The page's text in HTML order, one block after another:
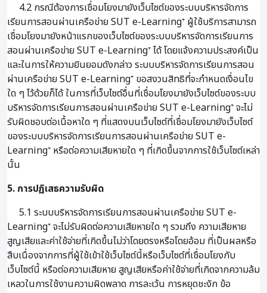
4.2 กรณีต้องการเชื่อมโยงมายังเว็บไซต์ของระบบบริหารจัดการ
เรียนการสอนผ่านเครือข่าย SUT e-Learning⁺ ผู้ใช้บริการสามารถ
เชื่อมโยงมายังหน้าแรกของเว็บไซต์ของระบบบริหารจัดการเรียนการ
สอนผ่านเครือข่าย SUT e-Learning⁺ ได้ โดยแจ้งความประสงค์เป็น
และในการให้ความยินยอมดังกล่าว ระบบบริหารจัดการเรียนการสอน
ผ่านเครือข่าย SUT e-Learning⁺ ขอสงวนสิทธิที่จะกำหนดเงื่อนไข
ใด ๆ ไว้ด้วยก็ได้ ในการที่เว็บไซต์อื่นที่เชื่อมโยงมายังเว็บไซต์ของระบบ
บริหารจัดการเรียนการสอนผ่านเครือข่าย SUT e-Learning⁺ จะไม่
รับผิดชอบต่อเนื้อหาใด ๆ ที่แสดงบนเว็บไซต์ที่เชื่อมโยงมายังเว็บไซต์
ของระบบบริหารจัดการเรียนการสอนผ่านเครือข่าย SUT e-
Learning⁺ หรือต่อความเสียหายใด ๆ ที่เกิดขึ้นจากการใช้เว็บไซต์เหล่า
นั้น
5. การปฏิเสธความรับผิด
5.1 ระบบบริหารจัดการเรียนการสอนผ่านเครือข่าย SUT e-
Learning⁺ จะไม่รับผิดต่อความเสียหายใด ๆ รวมถึง ความเสียหาย
สูญเสียและค่าใช้จ่ายที่เกิดขึ้นไม่ว่าโดยตรงหรือโดยอ้อม ที่เป็นผลหรือ
สืบเนื่องจากการที่ผู้ใช้เข้าใช้เว็บไซต์นี้หรือเว็บไซต์ที่เชื่อมโยงกับ
เว็บไซต์นี้ หรือต่อความเสียหาย สูญเสียหรือค่าใช้จ่ายที่เกิดจากความล้ม
เหลวในการใช้งานความผิดพลาด การละเว้น การหยุดชะงัก ข้อ